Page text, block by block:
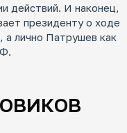
действий. И наконец,
президенту о ходе
а лично Патрушев как